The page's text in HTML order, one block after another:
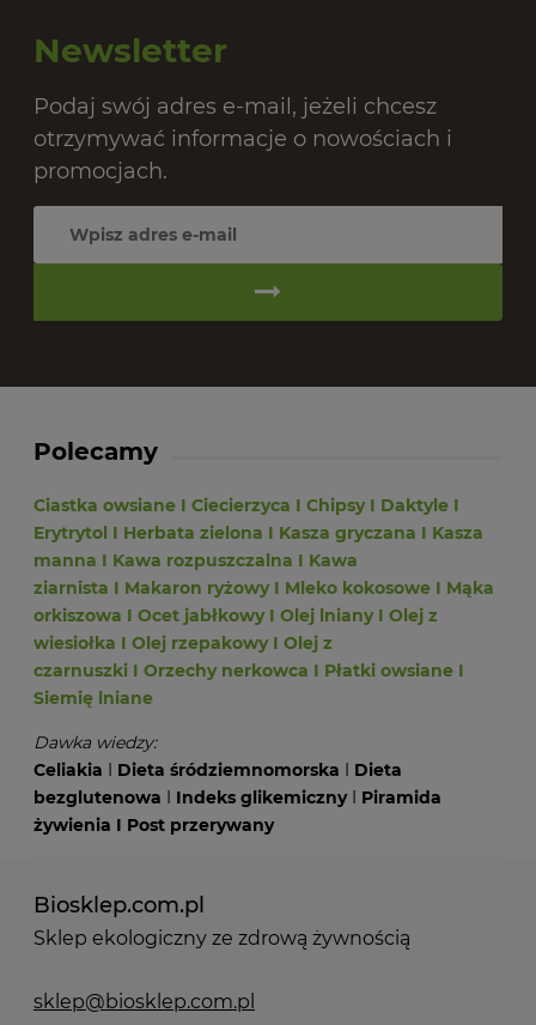
Newsletter
Podaj swój adres e-mail, jeżeli chcesz
otrzymywać informacje o nowościach i
promocjach.
Polecamy
Ciastka owsiane I Ciecierzyca I ChipsyI Daktyle I
Erytrytol I Herbata zielona I Kasza gryczana I Kasza
manna I Kawa rozpuszczalna I Kawa
ziarnista I Makaron ryżowyI Mleko kokosowe I Mąka
orkiszowa I Ocet jabłkowyI Olej lnianyI Olej z
wiesiołka I Olej rzepakowyI Olej z
czarnuszki I Orzechy nerkowca I Płatki owsiane I
Siemię lniane
Dawka wiedzy:
Celiakia I Dieta śródziemnomorska I Dieta
bezglutenowa I Indeks glikemicznyI Piramida
żywienia I Post przerywany
Biosklep.com.pl
Sklep ekologiczny ze zdrową żywnością
sklep@biosklep.com.pl